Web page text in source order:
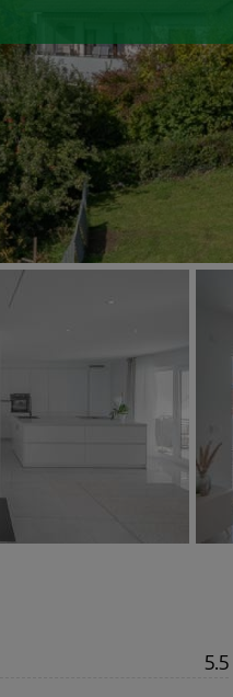
5.5